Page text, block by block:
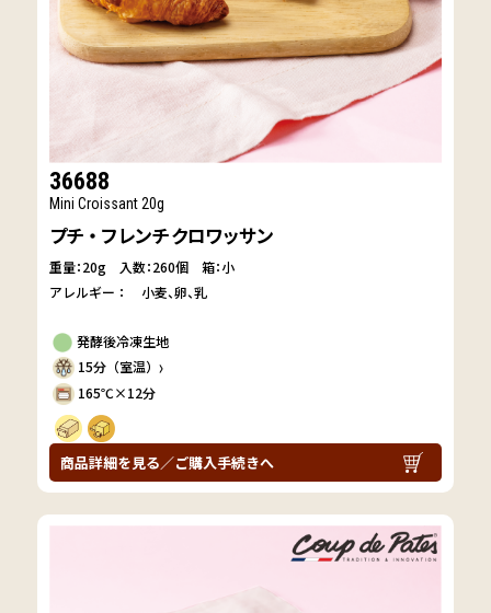
36688
Mini Croissant 20g
プチ・フレンチ クロワッサン
重量：20g
入数：260個 箱：小
アレルギー：
小麦 卵 乳
発酵後冷凍生地
15分（室温）
〉
165℃×12分
商品詳細を見る／ご購入手続きへ